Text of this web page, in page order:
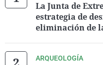
La Junta de
estrategia de
eliminación de
ARQUEOLOGÍA